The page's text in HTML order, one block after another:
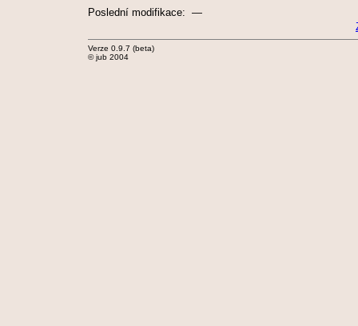
Poslední modifikace: —
Verze 0.9.7 (beta)
© jub 2004